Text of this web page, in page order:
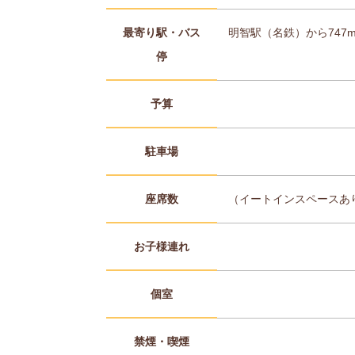
最寄り駅・バス
停
明智駅（名鉄）から
予算
駐車場
座席数 （イートインスペースあ
お子様連れ
個室
禁煙・喫煙